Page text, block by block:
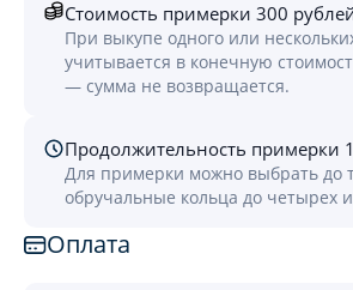
Стоимость примерки 300
При выкупе одного или
учитывается в конечную
— сумма не возвращается.
Продолжительность примерки
Для примерки можно выбрать до
обручальные кольца до четырех
Оплата